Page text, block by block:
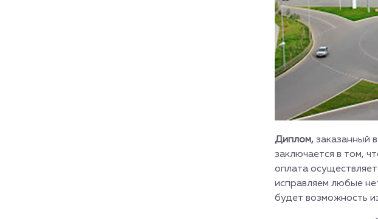
Диплом, заказанный
заключается в том,
оплата
исправляем любые
будет возможность